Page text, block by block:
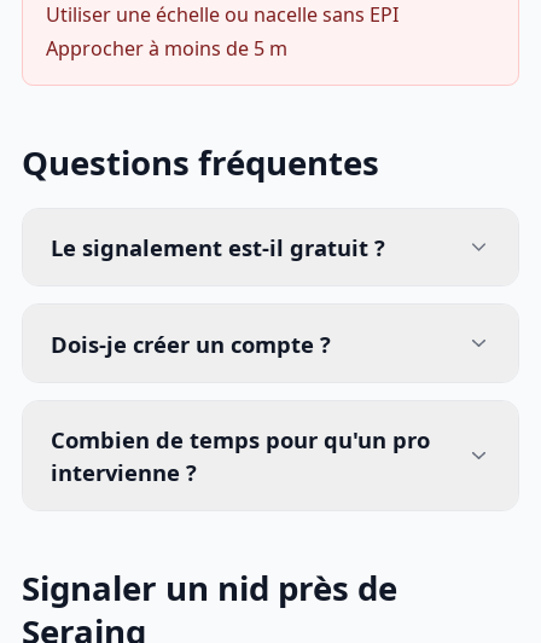
Utiliser une échelle ou nacelle sans EPI
Approcher à moins de 5 m
Questions fréquentes
Le signalement est-il gratuit ?
Dois-je créer un compte ?
Combien de temps pour qu'un pro
intervienne ?
Signaler un nid près de
Seraing